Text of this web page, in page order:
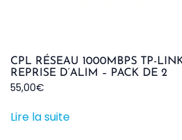
CPL RÉSEAU 1000MBPS TP-
REPRISE D’ALIM – PACK DE 2
55,00€
Lire la suite